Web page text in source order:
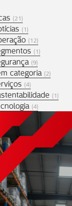
(21)
(1)
(12)
(1)
(9)
categoria (2)
(4)
(1)
(4)